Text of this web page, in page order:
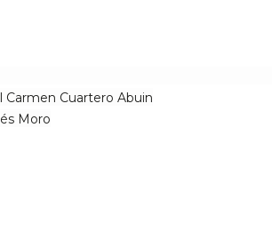
Carmen Cuartero Abuin
Moro